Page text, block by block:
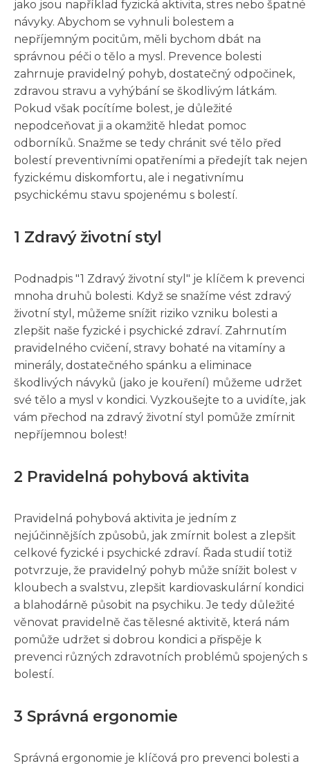
jako jsou například fyzická aktivita, stres nebo špatné
návyky. Abychom se vyhnuli bolestem a
nepříjemným pocitům, měli bychom dbát na
správnou péči o tělo a mysl. Prevence bolesti
zahrnuje pravidelný pohyb, dostatečný odpočinek,
zdravou stravu a vyhýbání se škodlivým látkám.
Pokud však pocítíme bolest, je důležité
nepodceňovat ji a okamžitě hledat pomoc
odborníků. Snažme se tedy chránit své tělo před
bolestí preventivními opatřeními a předejít tak nejen
fyzickému diskomfortu, ale i negativnímu
psychickému stavu spojenému s bolestí.
1 Zdravý životní styl
Podnadpis "1 Zdravý životní styl" je klíčem k prevenci
mnoha druhů bolesti. Když se snažíme vést zdravý
životní styl, můžeme snížit riziko vzniku bolesti a
zlepšit naše fyzické i psychické zdraví. Zahrnutím
pravidelného cvičení, stravy bohaté na vitamíny a
minerály, dostatečného spánku a eliminace
škodlivých návyků (jako je kouření) můžeme udržet
své tělo a mysl v kondici. Vyzkoušejte to a uvidíte, jak
vám přechod na zdravý životní styl pomůže zmírnit
nepříjemnou bolest!
2 Pravidelná pohybová aktivita
Pravidelná pohybová aktivita je jedním z
nejúčinnějších způsobů, jak zmírnit bolest a zlepšit
celkové fyzické i psychické zdraví. Řada studií totiž
potvrzuje, že pravidelný pohyb může snížit bolest v
kloubech a svalstvu, zlepšit kardiovaskulární kondici
a blahodárně působit na psychiku. Je tedy důležité
věnovat pravidelně čas tělesné aktivitě, která nám
pomůže udržet si dobrou kondici a přispěje k
prevenci různých zdravotních problémů spojených s
bolestí.
3 Správná ergonomie
Správná ergonomie je klíčová pro prevenci bolesti a